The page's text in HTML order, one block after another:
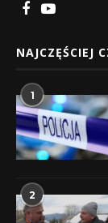
NAJCZĘŚCIEJ
1
2